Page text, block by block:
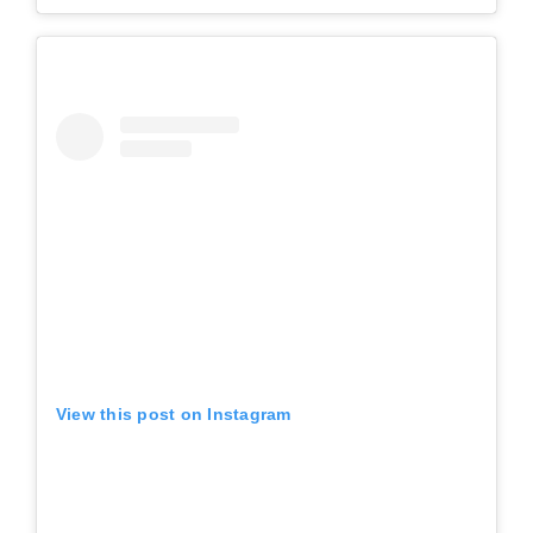
View this post on Instagram